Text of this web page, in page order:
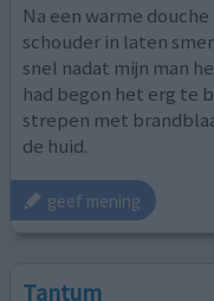
Na een warme
schouder in laten
snel nadat mijn man
had begon het erg te
strepen met
de huid.
geef mening
Tantum